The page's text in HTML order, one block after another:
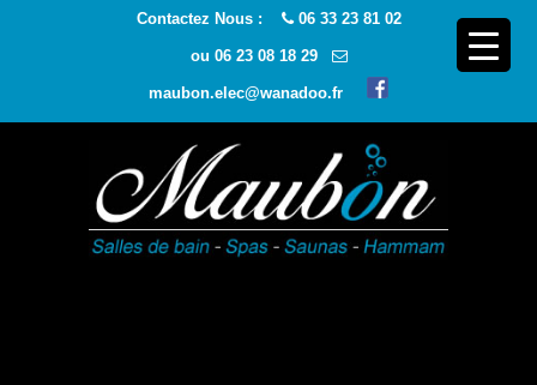
Contactez Nous : 06 33 23 81 02
ou 06 23 08 18 29
maubon.elec@wanadoo.fr